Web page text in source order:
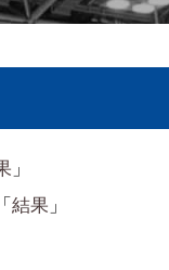
●事
●各
」
結果 」